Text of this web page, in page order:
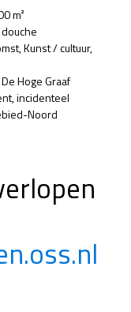
m²
Kunst / cultuur
Hoge Graaf
incidenteel
Noord